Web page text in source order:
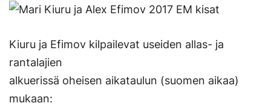
Kiuru ja Efimov kilpailevat useiden allas- ja
rantalajien
alkuerissä oheisen aikataulun (suomen aikaa)
mukaan: